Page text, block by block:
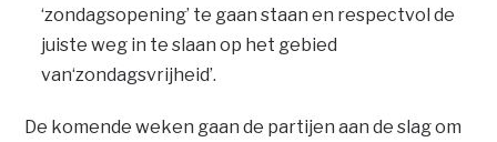
‘zondagsopening’ te gaan staan en respectvol de
juiste weg in te slaan op het gebied
van‘zondagsvrijheid’.
De komende weken gaan de partijen aan de slag om